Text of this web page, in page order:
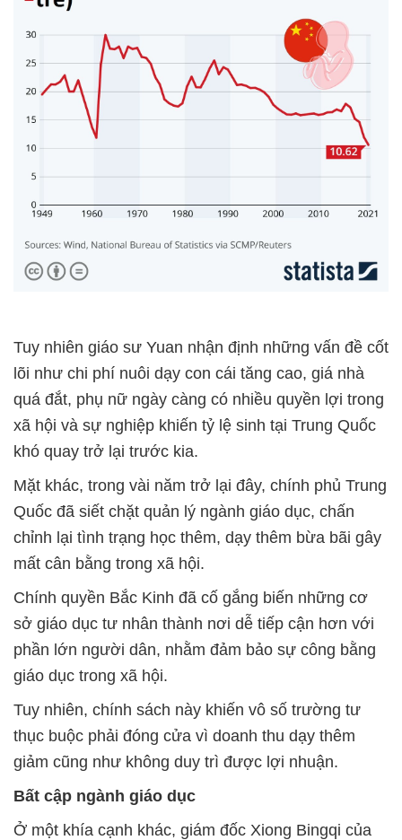
Tuy nhiên giáo sư Yuan nhận định những vấn đề cốt
lõi như chi phí nuôi dạy con cái tăng cao, giá nhà
quá đắt, phụ nữ ngày càng có nhiều quyền lợi trong
xã hội và sự nghiệp khiến tỷ lệ sinh tại Trung Quốc
khó quay trở lại trước kia.
Mặt khác, trong vài năm trở lại đây, chính phủ Trung
Quốc đã siết chặt quản lý ngành giáo dục, chấn
chỉnh lại tình trạng học thêm, dạy thêm bừa bãi gây
mất cân bằng trong xã hội.
Chính quyền Bắc Kinh đã cố gắng biến những cơ
sở giáo dục tư nhân thành nơi dễ tiếp cận hơn với
phần lớn người dân, nhằm đảm bảo sự công bằng
giáo dục trong xã hội.
Tuy nhiên, chính sách này khiến vô số trường tư
thục buộc phải đóng cửa vì doanh thu dạy thêm
giảm cũng như không duy trì được lợi nhuận.
Bất cập ngành giáo dục
Ở một khía cạnh khác, giám đốc Xiong Bingqi của